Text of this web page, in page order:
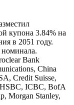
купона 3.84% на
в 2051 году.
Bank
China
Credit Suisse,
ICBC, BofA
Morgan Stanley,